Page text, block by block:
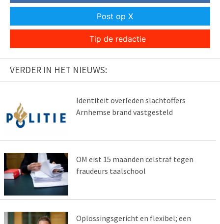
Post op X
Tip de redactie
VERDER IN HET NIEUWS:
Identiteit overleden slachtoffers
Arnhemse brand vastgesteld
OM eist 15 maanden celstraf tegen
fraudeurs taalschool
Oplossingsgericht en flexibel; een